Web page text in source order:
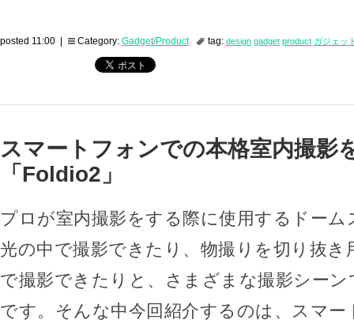
posted 11:00 | Category: Gadget/Product tag: design gadget product ガジェッ
スマートフォンでの本格室内撮影
「Foldio2」
プロが室内撮影をする際に使用するドー
光の中で撮影できたり、物撮りを切り抜き
で撮影できたりと、さまざまな撮影シー
です。そんな中今回紹介するのは、スマ